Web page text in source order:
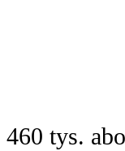
460 tys.